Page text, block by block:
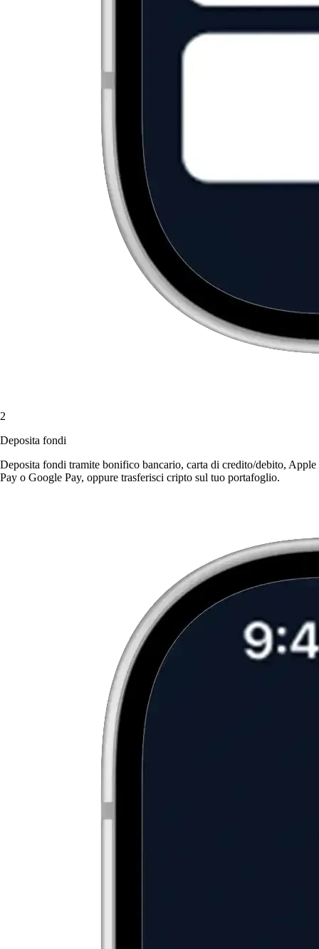
2
Deposita fondi
Deposita fondi tramite bonifico bancario, carta di credito/debito, Apple
Pay o Google Pay, oppure trasferisci cripto sul tuo portafoglio.